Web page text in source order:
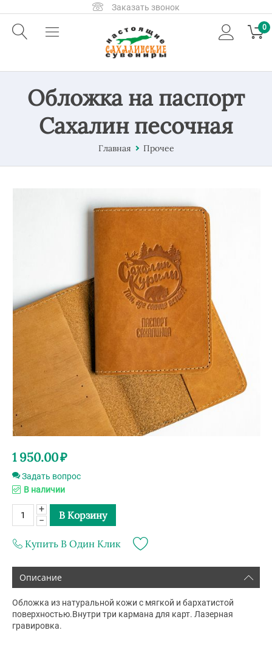
Заказать звонок
0
Обложка на паспорт
Сахалин песочная
Главная Прочее
1 950.00₽
Задать вопрос
В наличии
+
−
В Корзину
Купить В Один Клик
Описание
Обложка из натуральной кожи с мягкой и бархатистой
поверхностью.Внутри три кармана для карт. Лазерная
гравировка.